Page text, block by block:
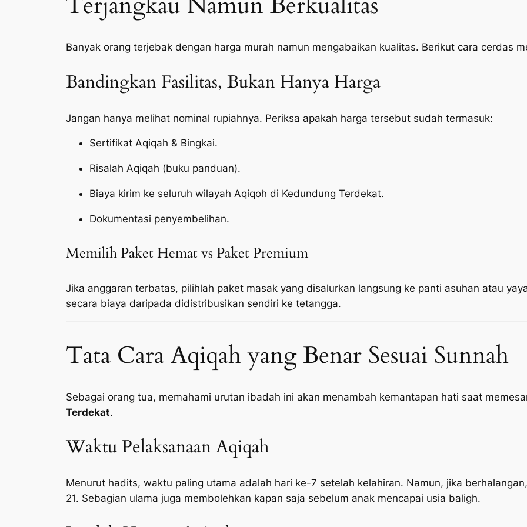
Banyak orang terjebak dengan harga murah namun mengabaikan kualitas. Berikut cara cerdas
Bandingkan Fasilitas, Bukan Hanya Harga
Jangan hanya melihat nominal rupiahnya. Periksa apakah harga tersebut sudah termasuk:
Sertifikat Aqiqah & Bingkai.
Risalah Aqiqah (buku panduan).
Biaya kirim ke seluruh wilayah Aqiqoh di Kedundung Terdekat.
Dokumentasi penyembelihan.
Memilih Paket Hemat vs Paket Premium
Jika anggaran terbatas, pilihlah paket masak yang disalurkan langsung ke panti asuhan atau
secara biaya daripada didistribusikan sendiri ke tetangga.
Tata Cara Aqiqah yang Benar Sesuai Sunnah
Sebagai orang tua, memahami urutan ibadah ini akan menambah kemantapan hati saat
Terdekat.
Waktu Pelaksanaan Aqiqah
Menurut hadits, waktu paling utama adalah hari ke-7 setelah kelahiran. Namun, jika
21. Sebagian ulama juga membolehkan kapan saja sebelum anak mencapai usia baligh.